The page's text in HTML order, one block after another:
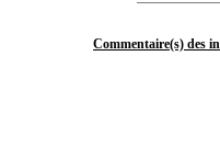
Commentaire(s) des